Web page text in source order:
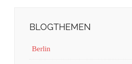
BLOGTHEMEN
Berlin